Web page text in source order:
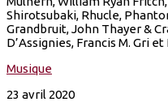
Shirotsubaki, Rhucle,
Grandbruit, John Thayer &
D’Assignies, Francis M. Gri
Musique
23 avril 2020